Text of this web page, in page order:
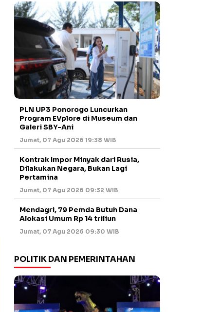
PLN UP3 Ponorogo Luncurkan
Program EVplore di Museum dan
Galeri SBY-Ani
Jumat, 07 Agu 2026 19:38 WIB
Kontrak Impor Minyak dari Rusia,
Dilakukan Negara, Bukan Lagi
Pertamina
Jumat, 07 Agu 2026 09:32 WIB
Mendagri, 79 Pemda Butuh Dana
Alokasi Umum Rp 14 triliun
Jumat, 07 Agu 2026 09:30 WIB
POLITIK DAN PEMERINTAHAN